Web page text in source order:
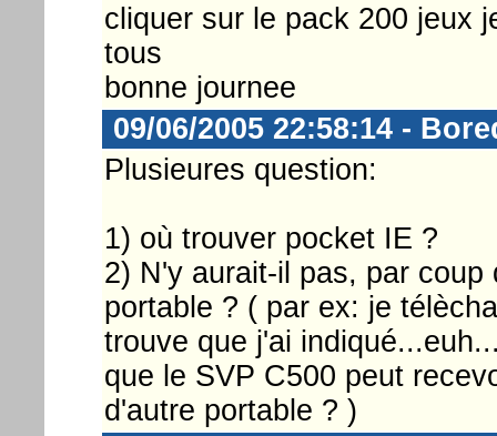
cliquer sur le pack 200 jeux
tous
bonne journee
09/06/2005 22:58:14 -
Plusieures question:
1) où trouver pocket IE ?
2) N'y aurait-il pas, par
portable ? ( par ex: je
trouve que j'ai
que le SVP C500 peut
d'autre portable ? )